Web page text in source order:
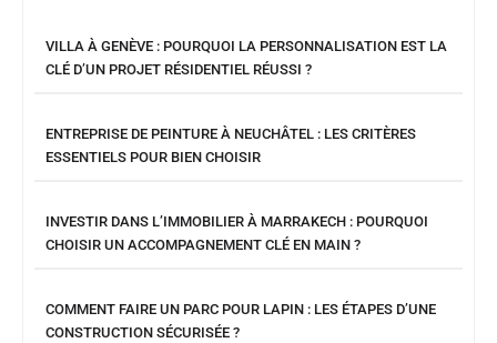
VILLA À GENÈVE : POURQUOI LA PERSONNALISATION EST LA
CLÉ D’UN PROJET RÉSIDENTIEL RÉUSSI ?
ENTREPRISE DE PEINTURE À NEUCHÂTEL : LES CRITÈRES
ESSENTIELS POUR BIEN CHOISIR
INVESTIR DANS L’IMMOBILIER À MARRAKECH : POURQUOI
CHOISIR UN ACCOMPAGNEMENT CLÉ EN MAIN ?
COMMENT FAIRE UN PARC POUR LAPIN : LES ÉTAPES D’UNE
CONSTRUCTION SÉCURISÉE ?